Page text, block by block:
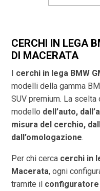
CERCHI IN LEGA
DI MACERATA
I cerchi in lega BMW
modelli della gamma
SUV premium. La
modello dell’auto,
misura del cerchio,
dall’omologazione.
Per chi cerca cerchi in
Macerata, ogni
tramite il configuratore